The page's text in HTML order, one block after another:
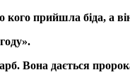
прийшла біда, а
Вона дається